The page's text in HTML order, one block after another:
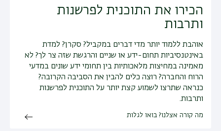
הכירו את התוכנית לפרשנות
ותרבות
אוהבת ללמוד יותר מדי דברים במקביל? סקרן? למדת
באינטנסיביות תחום-ידע או שניים והרגשת שזה צר לך? לא
מאמינה במחיצות מלאכותיות בין תחומי ידע שונים במדעי
הרוח והחברה? רוצה כלים להבין את הסביבה הקרובה?
כנראה שתרצו לשמוע קצת יותר על התוכנית לפרשנות
ותרבות.
מה קורה אצלנו? בואו לגלות